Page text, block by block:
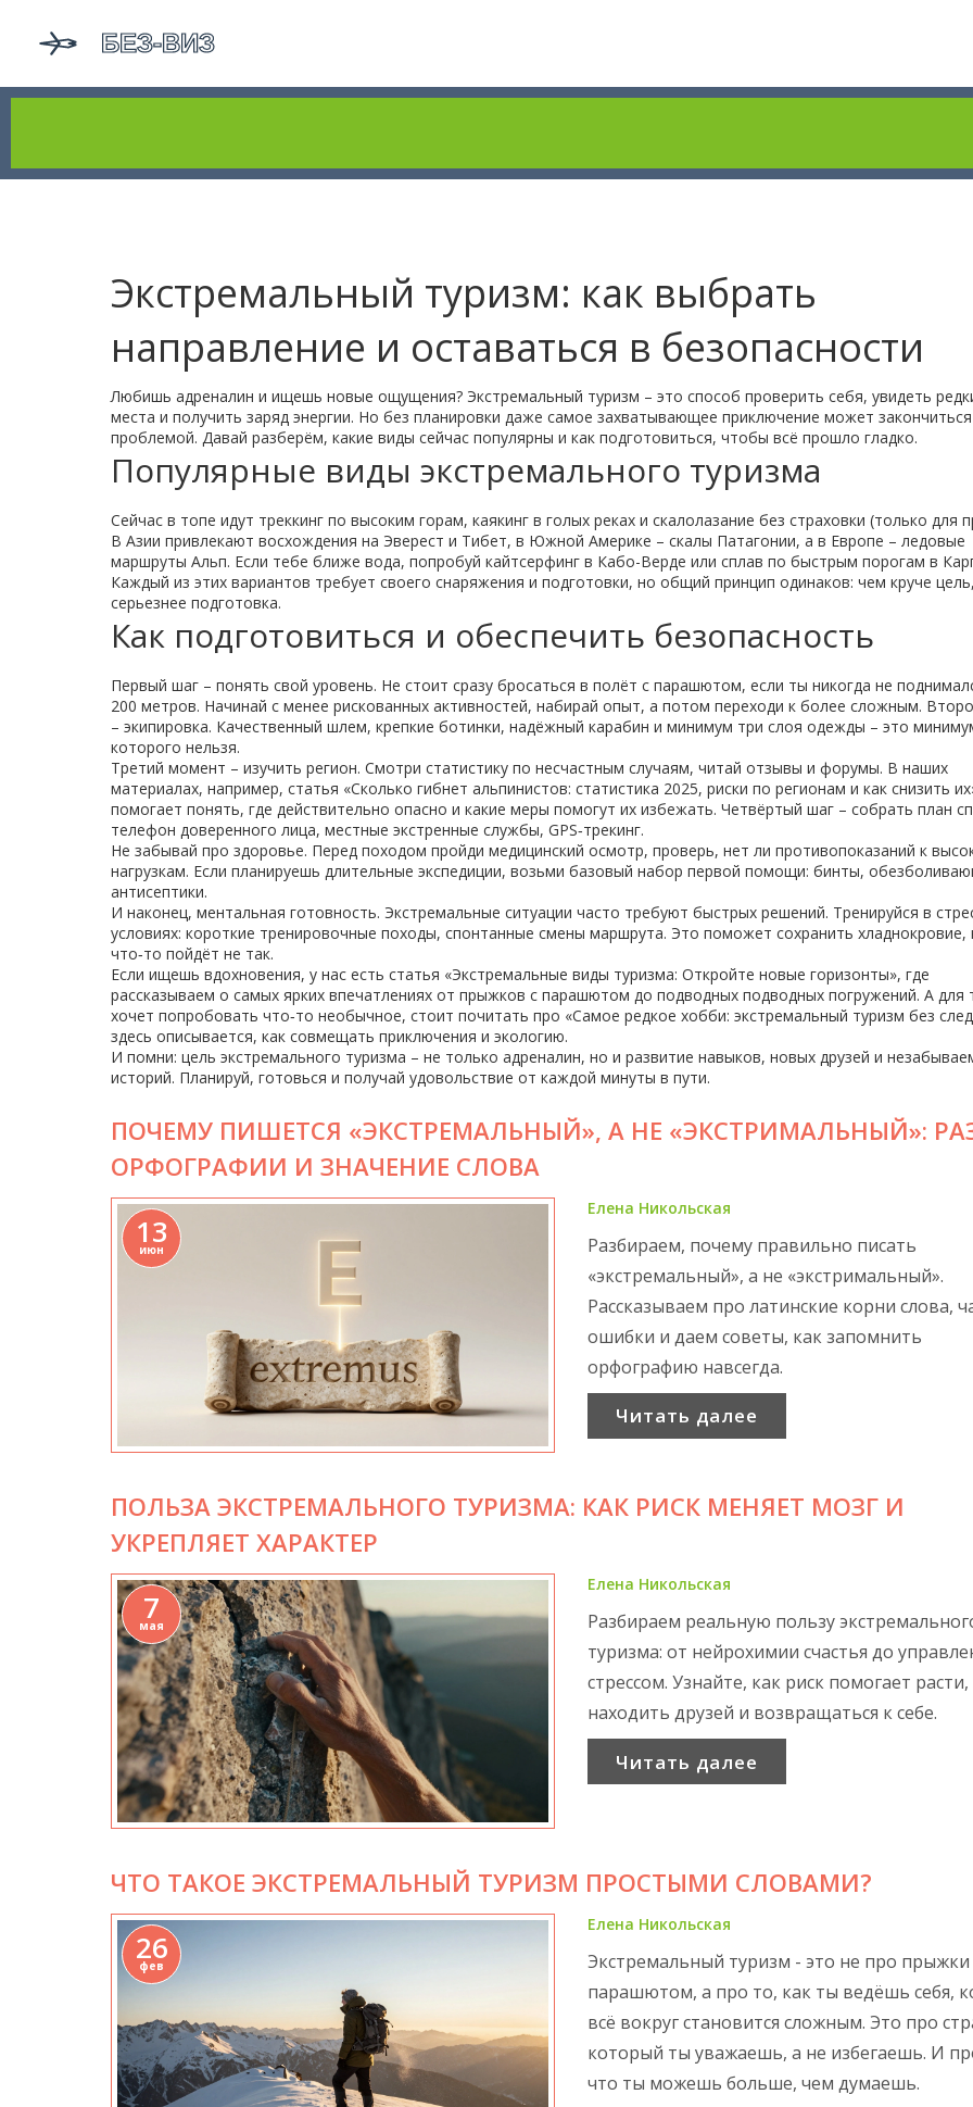
Экстремальный туризм: как выбрать
направление и оставаться в безопасности
Любишь адреналин и ищешь новые ощущения? Экстремальный туризм – это способ проверить себя, увидеть
места и получить заряд энергии. Но без планировки даже самое захватывающее приключение может закончиться
проблемой. Давай разберём, какие виды сейчас популярны и как подготовиться, чтобы всё прошло гладко.
Популярные виды экстремального туризма
Сейчас в топе идут треккинг по высоким горам, каякинг в голых реках и скалолазание без страховки (только для
В Азии привлекают восхождения на Эверест и Тибет, в Южной Америке – скалы Патагонии, а в Европе – ледовые
маршруты Альп. Если тебе ближе вода, попробуй кайтсерфинг в Кабо-Верде или сплав по быстрым порогам в
Каждый из этих вариантов требует своего снаряжения и подготовки, но общий принцип одинаков: чем круче
серьезнее подготовка.
Как подготовиться и обеспечить безопасность
Первый шаг – понять свой уровень. Не стоит сразу бросаться в полёт с парашютом, если ты никогда не
200 метров. Начинай с менее рискованных активностей, набирай опыт, а потом переходи к более сложным.
– экипировка. Качественный шлем, крепкие ботинки, надёжный карабин и минимум три слоя одежды – это
которого нельзя.
Третий момент – изучить регион. Смотри статистику по несчастным случаям, читай отзывы и форумы. В наших
материалах, например, статья «Сколько гибнет альпинистов: статистика 2025, риски по регионам и как снизить
помогает понять, где действительно опасно и какие меры помогут их избежать. Четвёртый шаг – собрать план
телефон доверенного лица, местные экстренные службы, GPS‑трекинг.
Не забывай про здоровье. Перед походом пройди медицинский осмотр, проверь, нет ли противопоказаний к
нагрузкам. Если планируешь длительные экспедиции, возьми базовый набор первой помощи: бинты,
антисептики.
И наконец, ментальная готовность. Экстремальные ситуации часто требуют быстрых решений. Тренируйся в
условиях: короткие тренировочные походы, спонтанные смены маршрута. Это поможет сохранить хладнокровие,
что‑то пойдёт не так.
Если ищешь вдохновения, у нас есть статья «Экстремальные виды туризма: Откройте новые горизонты», где
рассказываем о самых ярких впечатлениях от прыжков с парашютом до подводных подводных погружений. А для
хочет попробовать что‑то необычное, стоит почитать про «Самое редкое хобби: экстремальный туризм без
здесь описывается, как совмещать приключения и экологию.
И помни: цель экстремального туризма – не только адреналин, но и развитие навыков, новых друзей и
историй. Планируй, готовься и получай удовольствие от каждой минуты в пути.
ПОЧЕМУ ПИШЕТСЯ «ЭКСТРЕМАЛЬНЫЙ», А НЕ «ЭКСТРИМАЛЬНЫЙ»:
ОРФОГРАФИИ И ЗНАЧЕНИЕ СЛОВА
13
июн
Елена Никольская
Разбираем, почему правильно писать
«экстремальный», а не «экстримальный».
Рассказываем про латинские корни слова,
ошибки и даем советы, как запомнить
орфографию навсегда.
Читать далее
ПОЛЬЗА ЭКСТРЕМАЛЬНОГО ТУРИЗМА: КАК РИСК МЕНЯЕТ МОЗГ И
УКРЕПЛЯЕТ ХАРАКТЕР
7
мая
Елена Никольская
Разбираем реальную пользу
туризма: от нейрохимии счастья до
стрессом. Узнайте, как риск помогает расти,
находить друзей и возвращаться к себе.
Читать далее
ЧТО ТАКОЕ ЭКСТРЕМАЛЬНЫЙ ТУРИЗМ ПРОСТЫМИ СЛОВАМИ?
26
фев
Елена Никольская
Экстремальный туризм - это не про прыжки
парашютом, а про то, как ты ведёшь себя,
всё вокруг становится сложным. Это про
который ты уважаешь, а не избегаешь. И
что ты можешь больше, чем думаешь.